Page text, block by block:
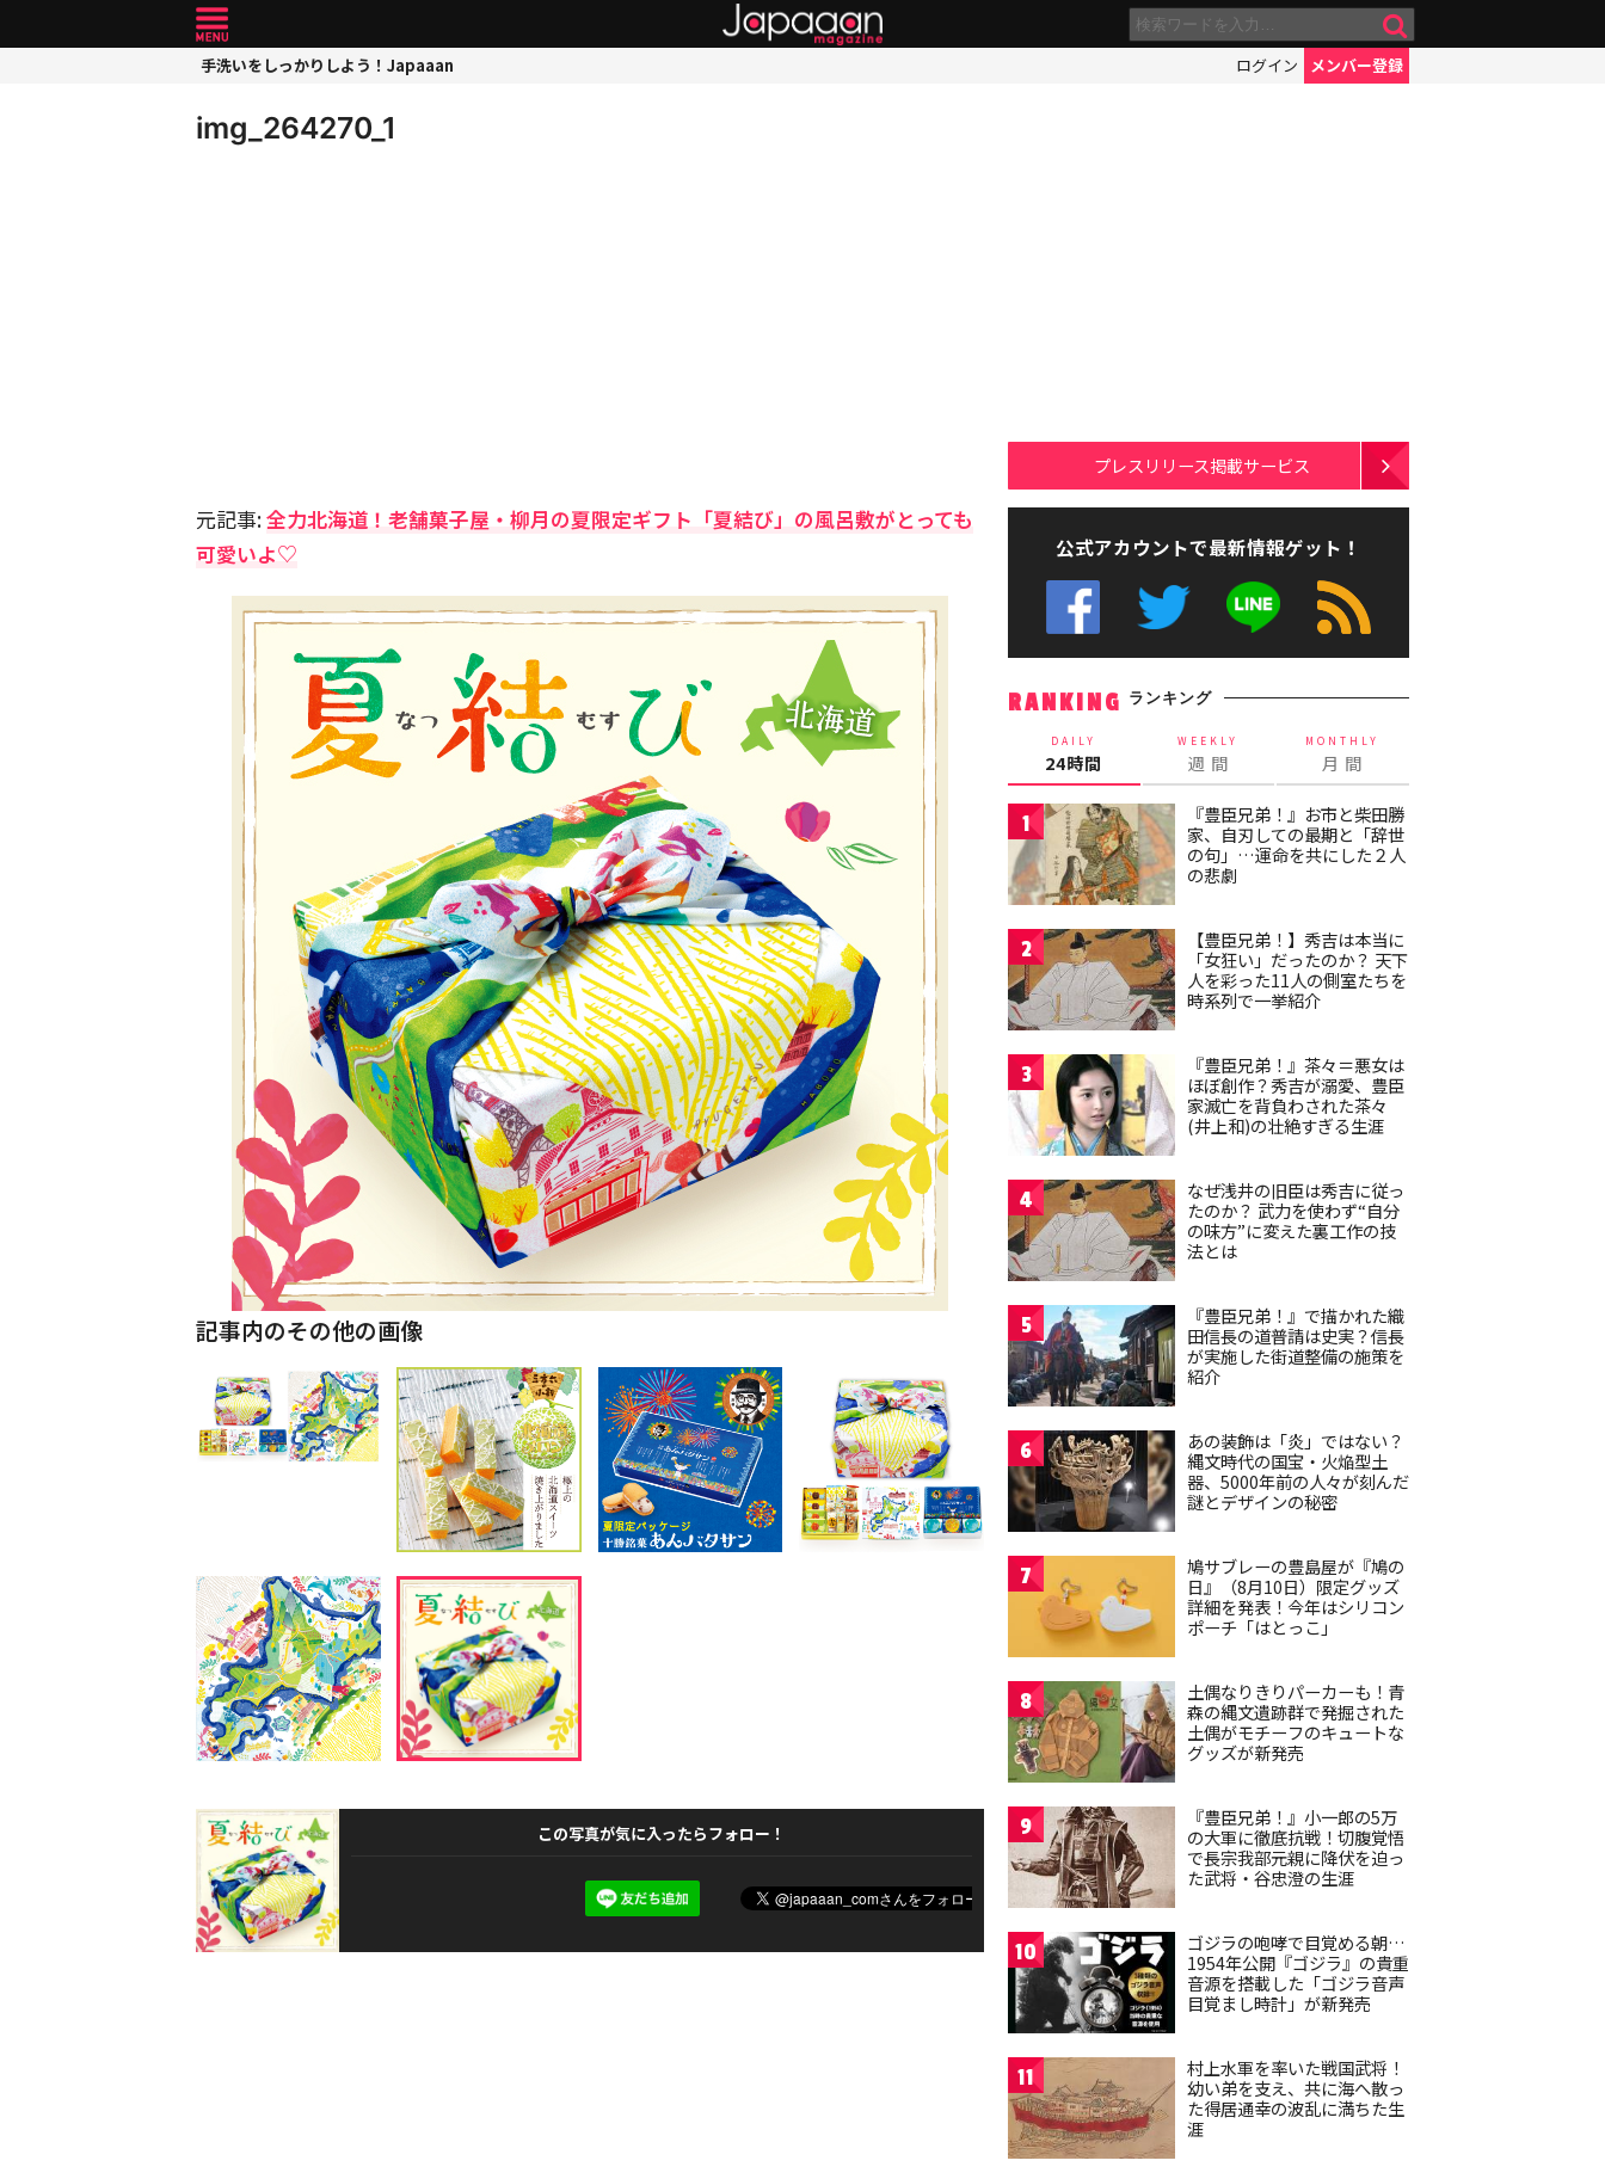
手洗いをしっかりしよう！Japaaan ログイン メンバー登録
img_264270_1
元記事:全力北海道！老舗菓子屋・柳月の夏限定ギフト「夏結び」の風呂敷がとっても
可愛いよ♡
記事内のその他の画像
この写真が気に入ったらフォロー！
プレスリリース掲載サービス
公式アカウントで最新情報ゲット！
RANKING ランキング
DAILY
24時間
WEEKLY
週 間
MONTHLY
月 間
1
『豊臣兄弟！』お市と柴田勝
家、自刃しての最期と「辞世
の句」…運命を共にした２人
の悲劇
2
【豊臣兄弟！】秀吉は本当に
「女狂い」だったのか？ 天下
人を彩った11人の側室たちを
時系列で一挙紹介
3
『豊臣兄弟！』茶々＝悪女は
ほぼ創作？秀吉が溺愛、豊臣
家滅亡を背負わされた茶々
(井上和)の壮絶すぎる生涯
4
なぜ浅井の旧臣は秀吉に従っ
たのか？ 武力を使わず“自分
の味方”に変えた裏工作の技
法とは
5
『豊臣兄弟！』で描かれた織
田信長の道普請は史実？信長
が実施した街道整備の施策を
紹介
6
あの装飾は「炎」ではない？
縄文時代の国宝・火焔型土
器、5000年前の人々が刻んだ
謎とデザインの秘密
7
鳩サブレーの豊島屋が『鳩の
日』（8月10日）限定グッズ
詳細を発表！今年はシリコン
ポーチ「はとっこ」
8
土偶なりきりパーカーも！青
森の縄文遺跡群で発掘された
土偶がモチーフのキュートな
グッズが新発売
9
『豊臣兄弟！』小一郎の5万
の大軍に徹底抗戦！切腹覚悟
で長宗我部元親に降伏を迫っ
た武将・谷忠澄の生涯
10
ゴジラの咆哮で目覚める朝…
1954年公開『ゴジラ』の貴重
音源を搭載した「ゴジラ音声
目覚まし時計」が新発売
11
村上水軍を率いた戦国武将！
幼い弟を支え、共に海へ散っ
た得居通幸の波乱に満ちた生
涯